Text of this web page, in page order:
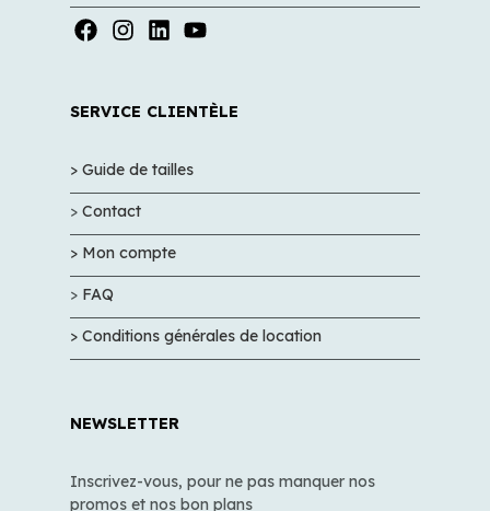
SERVICE CLIENTÈLE
> Guide de tailles
> Contact
> Mon compte
> FAQ
> Conditions générales de location
NEWSLETTER
Inscrivez-vous, pour ne pas manquer nos
promos et nos bon plans